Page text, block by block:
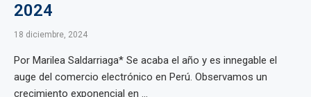
2024
18 diciembre, 2024
Por Marilea Saldarriaga* Se acaba el año y es innegable el
auge del comercio electrónico en Perú. Observamos un
crecimiento exponencial en ...